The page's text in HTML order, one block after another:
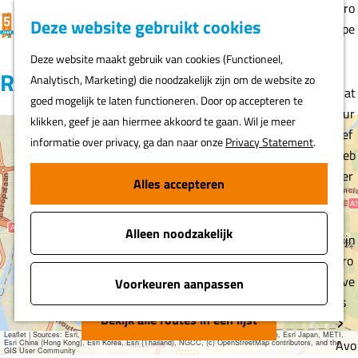
Deze website gebruikt cookies
Deze website maakt gebruik van cookies (Functioneel,
Analytisch, Marketing) die noodzakelijk zijn om de website zo
goed mogelijk te laten functioneren. Door op accepteren te
klikken, geef je aan hiermee akkoord te gaan. Wil je meer
informatie over privacy, ga dan naar onzePrivacy Statement.
Alles accepteren
Alleen noodzakelijk
Voorkeuren aanpassen
a
n
a
r
d
e
h
o
m
e
p
a
g
F
v
o
r
i
e
t
e
n
K
a
r
t
Z
e
k
e
n
MENU
Gro
epe
Nat
uur
lief
heb
ber
Fijn
pro
eve
rs
Avo
Routes
u
n
e
n
c
h
+
Leaflet|Sources: Esri, HERE, Garmin, USGS, Intermap, INCREMENT P, NRCan, Esri Japan, METI,
Esri China (Hong Kong), Esri Korea, Esri (Thailand), NGCC, (c) OpenStreetMap contributors, and the
GIS User Community
Bekijk alle routes in een lijst